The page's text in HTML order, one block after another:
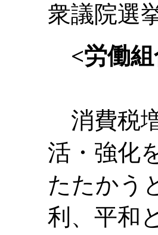
衆議院選
<労働組
消費税
活・強化
たたかう
利、平和